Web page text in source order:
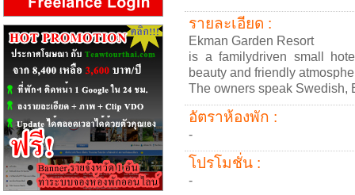
รายละเอียด :
Ekman Garden Resort
is a familydriven small
beauty and friendly
The owners speak Swedish,
อัตราห้องพัก :
-
โปรโมชั่น :
-